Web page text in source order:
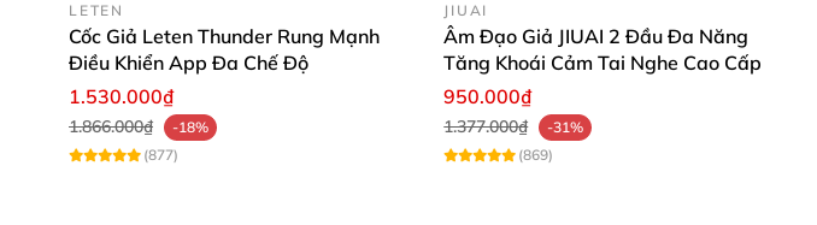
LETEN
Cốc Giả Leten Thunder Rung Mạnh
Điều Khiển App Đa Chế Độ
1.530.000₫
1.866.000₫
-18%
(877)
JIUAI
Âm Đạo Giả JIUAI 2 Đầu Đa Năng
Tăng Khoái Cảm Tai Nghe Cao Cấp
950.000₫
1.377.000₫
-31%
(869)